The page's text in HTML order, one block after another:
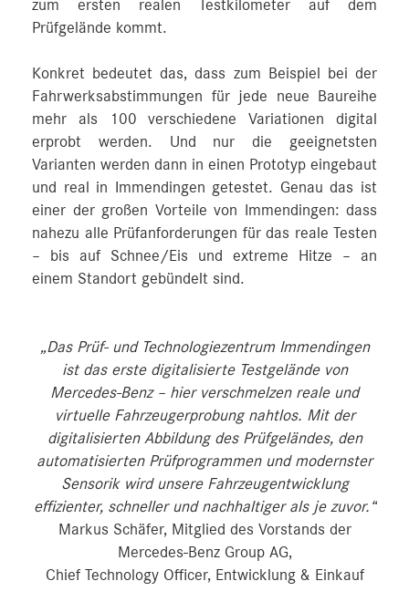
zum ersten realen Testkilometer auf dem
Prüfgelände kommt.
Konkret bedeutet das, dass zum Beispiel bei der
Fahrwerksabstimmungen für jede neue Baureihe
mehr als 100 verschiedene Variationen digital
erprobt werden. Und nur die geeignetsten
Varianten werden dann in einen Prototyp eingebaut
und real in Immendingen getestet. Genau das ist
einer der großen Vorteile von Immendingen: dass
nahezu alle Prüfanforderungen für das reale Testen
– bis auf Schnee/Eis und extreme Hitze – an
einem Standort gebündelt sind.
„Das Prüf- und Technologiezentrum Immendingen
ist das erste digitalisierte Testgelände von
Mercedes‑Benz – hier verschmelzen reale und
virtuelle Fahrzeugerprobung nahtlos. Mit der
digitalisierten Abbildung des Prüfgeländes, den
automatisierten Prüfprogrammen und modernster
Sensorik wird unsere Fahrzeugentwicklung
effizienter, schneller und nachhaltiger als je zuvor.“
Markus Schäfer, Mitglied des Vorstands der
Mercedes-Benz Group AG,
Chief Technology Officer, Entwicklung & Einkauf